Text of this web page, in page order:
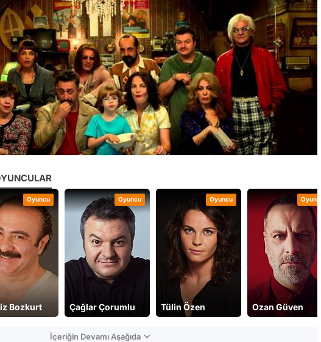
Oyuncu
Bozkurt
Oyuncu
Çağlar Çorumlu
Oyuncu
Tülin Özen
Oyuncu
Ozan Güven
İçeriğin Devamı Aşağıda